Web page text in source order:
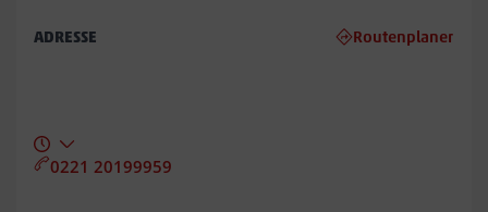
ADRESSE Routenplaner
0221 20199959